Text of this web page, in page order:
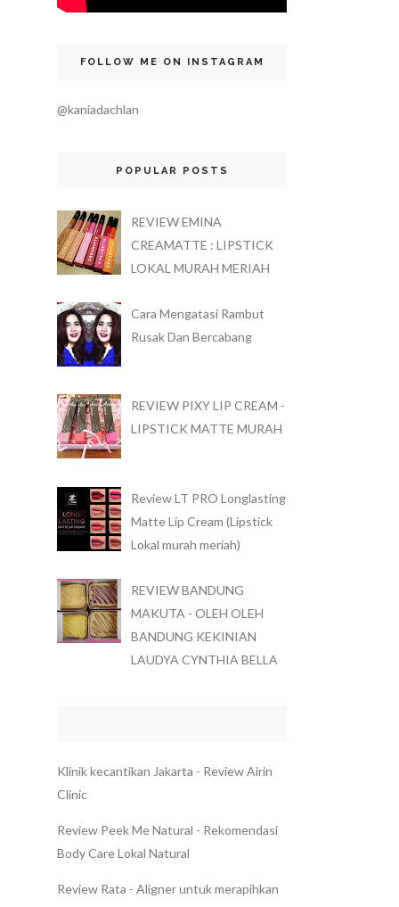
FOLLOW ME ON INSTAGRAM
@kaniadachlan
POPULAR POSTS
REVIEW EMINA
CREAMATTE : LIPSTICK
LOKAL MURAH MERIAH
Cara Mengatasi Rambut
Rusak Dan Bercabang
REVIEW PIXY LIP CREAM -
LIPSTICK MATTE MURAH
Review LT PRO Longlasting
Matte Lip Cream (Lipstick
Lokal murah meriah)
REVIEW BANDUNG
MAKUTA - OLEH OLEH
BANDUNG KEKINIAN
LAUDYA CYNTHIA BELLA
Klinik kecantikan Jakarta - Review Airin
Clinic
Review Peek Me Natural - Rekomendasi
Body Care Lokal Natural
Review Rata - Aligner untuk merapihkan